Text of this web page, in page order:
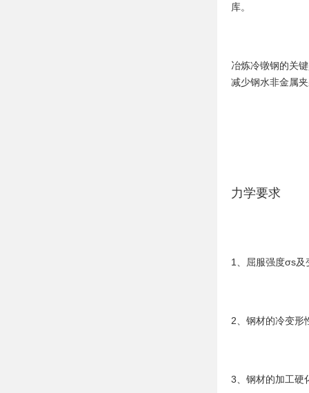
库。
冶炼冷镦钢的关
减少钢水非金属
力学要求
1、屈服强度σs及
2、钢材的冷变形
3、钢材的加工硬